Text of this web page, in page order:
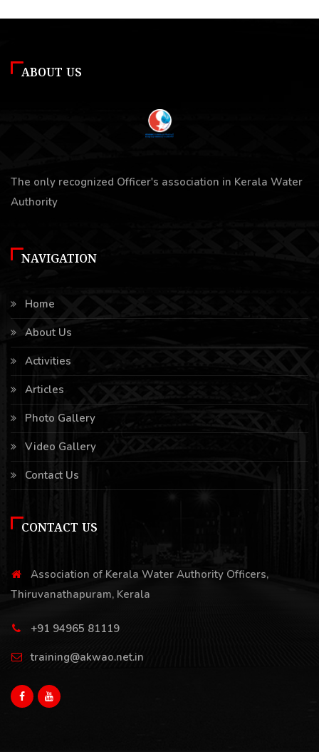
ABOUT US
The only recognized Officer's association in Kerala Water
Authority
NAVIGATION
Home
About Us
Activities
Articles
Photo Gallery
Video Gallery
Contact Us
CONTACT US
Association of Kerala Water Authority Officers,
Thiruvanathapuram, Kerala
+91 94965 81119
training@akwao.net.in